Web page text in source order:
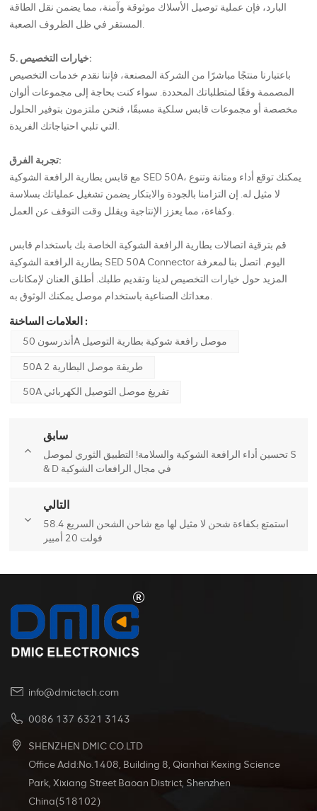
البارد، فإن عملية توصيل الأسلاك موثوقة وآمنة، مما يضمن نقل الطاقة
المستقر في ظل الظروف الصعبة.
5. خيارات التخصيص:
باعتبارنا منتجًا مباشرًا من الشركة المصنعة، فإننا نقدم خدمات التخصيص
المصممة وفقًا لمتطلباتك المحددة. سواء كنت بحاجة إلى مجموعات ألوان
مخصصة أو مجموعات قابس سلكية مسبقًا، فنحن ملتزمون بتوفير الحلول
التي تلبي احتياجاتك الفريدة.
تجربة الفرق:
مع قابس بطارية الرافعة الشوكية SED 50A، يمكنك توقع أداء ومتانة وتنوع
لا مثيل له. إن التزامنا بالجودة والابتكار يضمن تشغيل عملياتك بسلاسة
وكفاءة، مما يعزز الإنتاجية ويقلل وقت التوقف عن العمل.
قم بترقية اتصالات بطارية الرافعة الشوكية الخاصة بك باستخدام قابس
بطارية الرافعة الشوكية SED 50A Connector اليوم. اتصل بنا لمعرفة
المزيد حول خيارات التخصيص لدينا وتقديم طلبك. أطلق العنان لإمكانات
معداتك الصناعية باستخدام موصل يمكنك الوثوق به.
العلامات الساخنة :
أندرسون 50A موصل رافعة شوكية بطارية التوصيل
50A 2 طريقة موصل البطارية
50A تفريغ موصل التوصيل الكهربائي
سابق
تحسين أداء الرافعة الشوكية والسلامة! التطبيق الثوري لموصل S
& D في مجال الرافعات الشوكية
التالي
استمتع بكفاءة شحن لا مثيل لها مع شاحن الشحن السريع 58.4
فولت 20 أمبير
info@dmictech.com
0086 137 6321 3143
SHENZHEN DMIC CO.LTD
Office Add:No.1408, Building 8, Qianhai Kexing Science
Park, Xixiang Street Baoan District, Shenzhen
China(518102)